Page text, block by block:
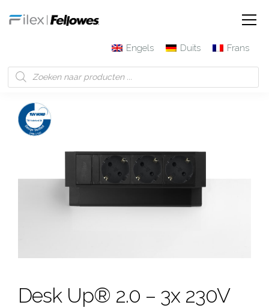
Engels Duits
Frans
Desk Up® 2.0 – 3x 230V